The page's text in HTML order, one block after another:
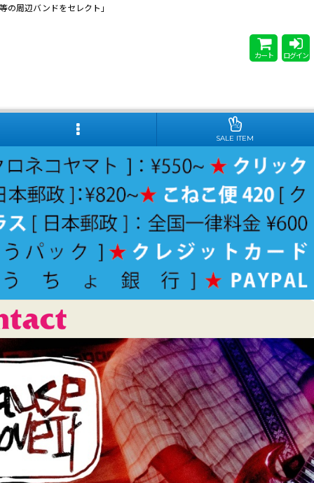
周辺バンドをセレクト」
カート ログイン
SALE ITEM